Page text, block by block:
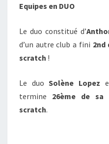
Equipes en DUO
Le duo constitué d’
d’un autre club a fini 2nd
scratch !
Le duoSolène Lopez
termine 26ème de sa
scratch.